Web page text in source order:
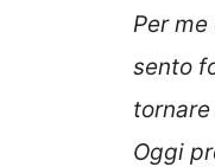
Per
sento
Oggi